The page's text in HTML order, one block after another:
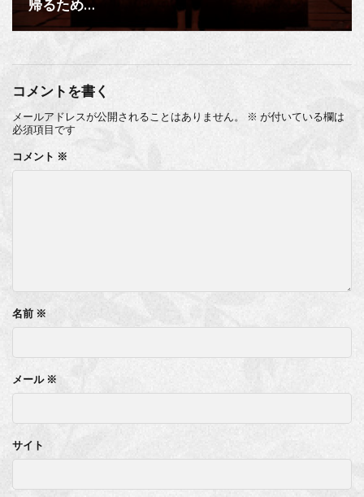
帰るため…
コメントを書く
メールアドレスが公開されることはありません。 ※ が付いている欄は
必須項目です
コメント ※
名前 ※
メール※
サイト